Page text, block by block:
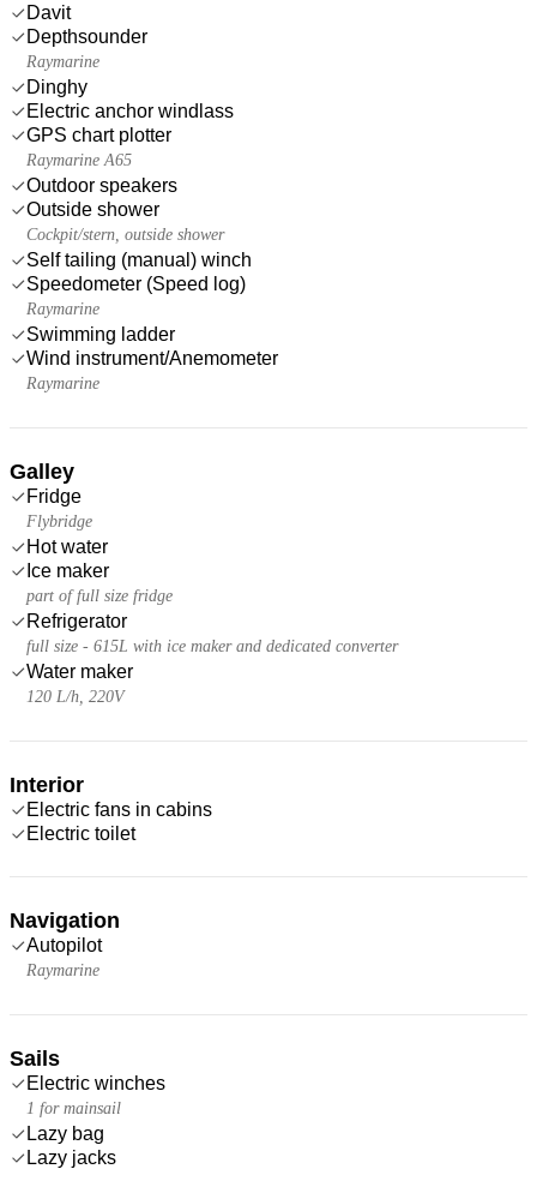
Davit
Depthsounder
Raymarine
Dinghy
Electric anchor windlass
GPS chart plotter
Raymarine A65
Outdoor speakers
Outside shower
Cockpit/stern, outside shower
Self tailing (manual) winch
Speedometer (Speed log)
Raymarine
Swimming ladder
Wind instrument/Anemometer
Raymarine
Galley
Fridge
Flybridge
Hot water
Ice maker
part of full size fridge
Refrigerator
full size - 615L with ice maker and dedicated converter
Water maker
120 L/h, 220V
Interior
Electric fans in cabins
Electric toilet
Navigation
Autopilot
Raymarine
Sails
Electric winches
1 for mainsail
Lazy bag
Lazy jacks